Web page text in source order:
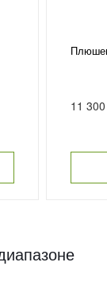
11